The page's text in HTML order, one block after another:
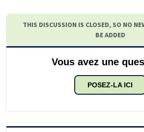
THIS DISCUSSION IS CLOSED, SO NO
BE ADDED
Vous avez une
POSEZ-LA ICI